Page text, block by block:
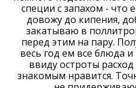
специи с запахом - что
довожу до кипения,
закатываю в
перед этим на пару.
весь год ем все блюда
ввиду остроты
знакомым нравится.